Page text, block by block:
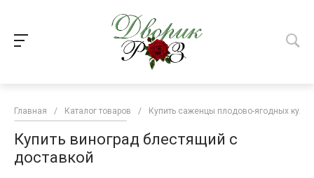
Главная / Каталог товаров / Купить саженцы плодово-ягодных
Купить виноград блестящий с
доставкой